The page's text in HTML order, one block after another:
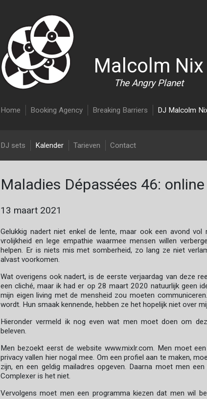
Malcolm Nix
The Angry Planet
Main navigation
Home Booking Agency Breaking Barriers DJ Malcolm
DJ Malcolm Nix
DJ sets Kalender Tarieven Contact
Maladies Dépassées 46:
13 maart 2021
Gelukkig nadert niet enkel de lente, maar ook een avond
vrolijkheid en lege empathie waarmee mensen willen
helpen. Er is niets mis met somberheid, zo lang ze niet
alvast voorkomen.
Wat overigens ook nadert, is de eerste verjaardag van deze
een cliché, maar ik had er op 28 maart 2020 natuurlijk geen
mijn eigen living met de mensheid zou moeten
wordt. Hun smaak kennende, hebben ze het hopelijk niet over
Hieronder vermeld ik nog even wat men moet doen om
beleven.
Men bezoekt eerst de website www.mixlr.com. Men moet
privacy vallen hier nogal mee. Om een profiel aan te maken,
zijn, en een geldig mailadres opgeven. Daarna moet men
Complexer is het niet.
Vervolgens moet men een programma kiezen dat men wil